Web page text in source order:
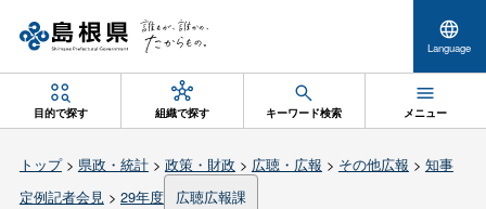
Language
目的で探す 組織で探す キーワード検索 メニュー
トップ> 県政・統計> 政策・財政 > 広聴・広報 > その他広報 > 知事
定例記者会見> 29年度 広聴広報課